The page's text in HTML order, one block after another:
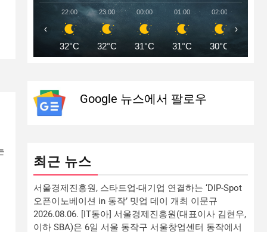
22:00
32°C
23:00
32°C
00:00
31°C
01:00
31°C
02:00
30°C
‹ ›
Google 뉴스에서 팔로우
최근 뉴스
서울경제진흥원, 스타트업-대기업 연결하는 ‘DIP-Spot
오픈이노베이션 in 동작’ 밋업 데이 개최 이문규
2026.08.06. [IT동아] 서울경제진흥원(대표이사 김현우,
이하 SBA)은 6일 서울 동작구 서울창업센터 동작에서